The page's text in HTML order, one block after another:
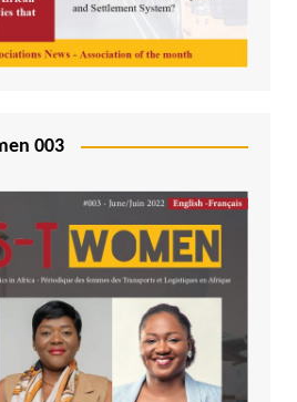
003